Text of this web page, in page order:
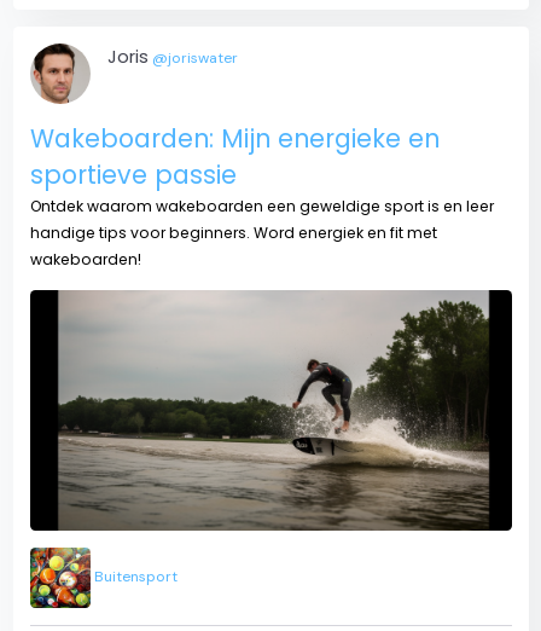
Joris @joriswater
Wakeboarden: Mijn energieke en
sportieve passie
Ontdek waarom wakeboarden een geweldige sport is en leer
handige tips voor beginners. Word energiek en fit met
wakeboarden!
Buitensport